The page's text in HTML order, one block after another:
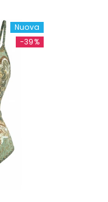
Nuova
-39%